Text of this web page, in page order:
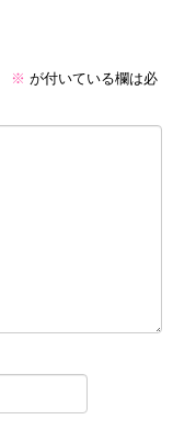
※ が付いている欄は必